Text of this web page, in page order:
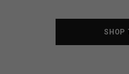
SHOP